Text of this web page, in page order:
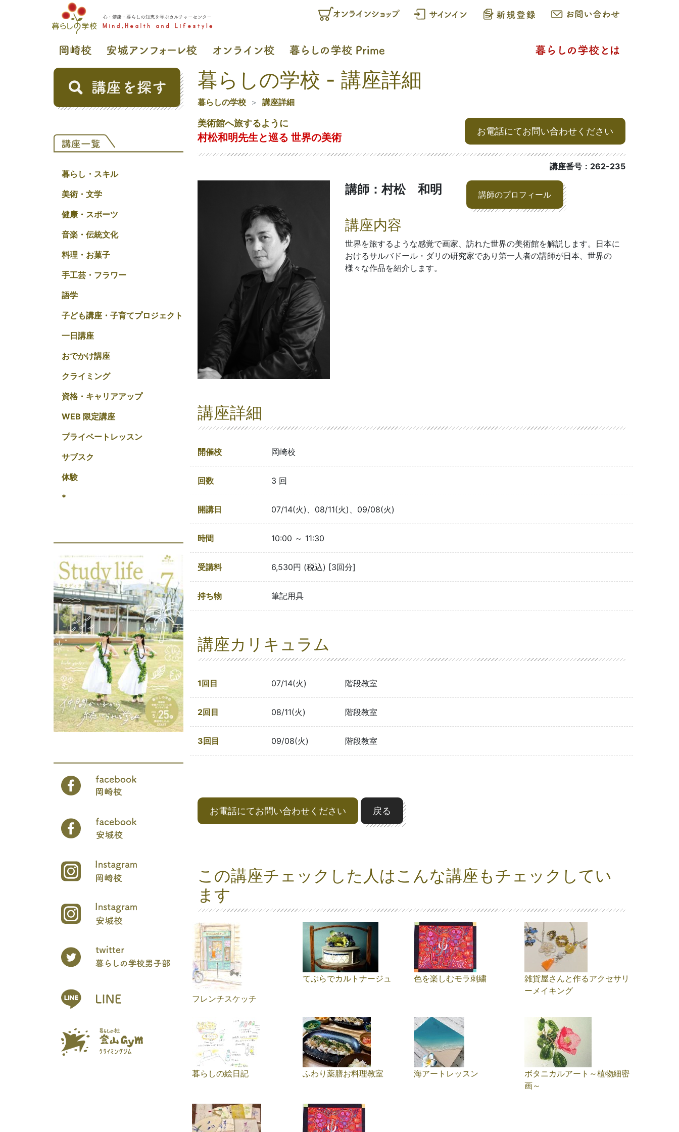
暮らし・スキル
美術・文学
健康・スポーツ
音楽・伝統文化
料理・お菓子
手工芸・フラワー
語学
子ども講座・子育てプロジェクト
一日講座
おでかけ講座
クライミング
資格・キャリアアップ
WEB 限定講座
プライベートレッスン
サブスク
体験
*
暮らしの学校 - 講座詳細
暮らしの学校 講座詳細
美術館へ旅するように
村松和明先生と巡る 世界の美術
お電話にてお問い合わせください
講座番号：262-235
講師：村松 和明 講師のプロフィール
講座内容
世界を旅するような感覚で画家、訪れた世界の美術館を解説します。日本に
おけるサルバドール・ダリの研究家であり第一人者の講師が日本、世界の
様々な作品を紹介します。
講座詳細
開催校 岡崎校
回数 3 回
開講日 07/14(火)、08/11(火)、09/08(火)
時間 10:00 ～ 11:30
受講料 6,530円 (税込) [3回分]
持ち物 筆記用具
講座カリキュラム
1回目 07/14(火) 階段教室
2回目 08/11(火) 階段教室
3回目 09/08(火) 階段教室
お電話にてお問い合わせください 戻る
この講座チェックした人はこんな講座もチェックしてい
ます
フレンチスケッチ
てぶらでカルトナージュ 色を楽しむモラ刺繍
雑貨屋さんと作るアクセサリ
ーメイキング
暮らしの絵日記 ふわり薬膳お料理教室 海アートレッスン
ボタニカルアート～植物細密
画～